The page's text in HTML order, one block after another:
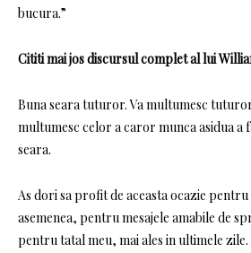
bucura.”
Cititi mai jos discursul complet al lui
Buna seara tuturor. Va multumesc
multumesc celor a caror munca asidua a
seara.
As dori sa profit de aceasta ocazie
asemenea, pentru mesajele amabile de
pentru tatal meu, mai ales in ultimele